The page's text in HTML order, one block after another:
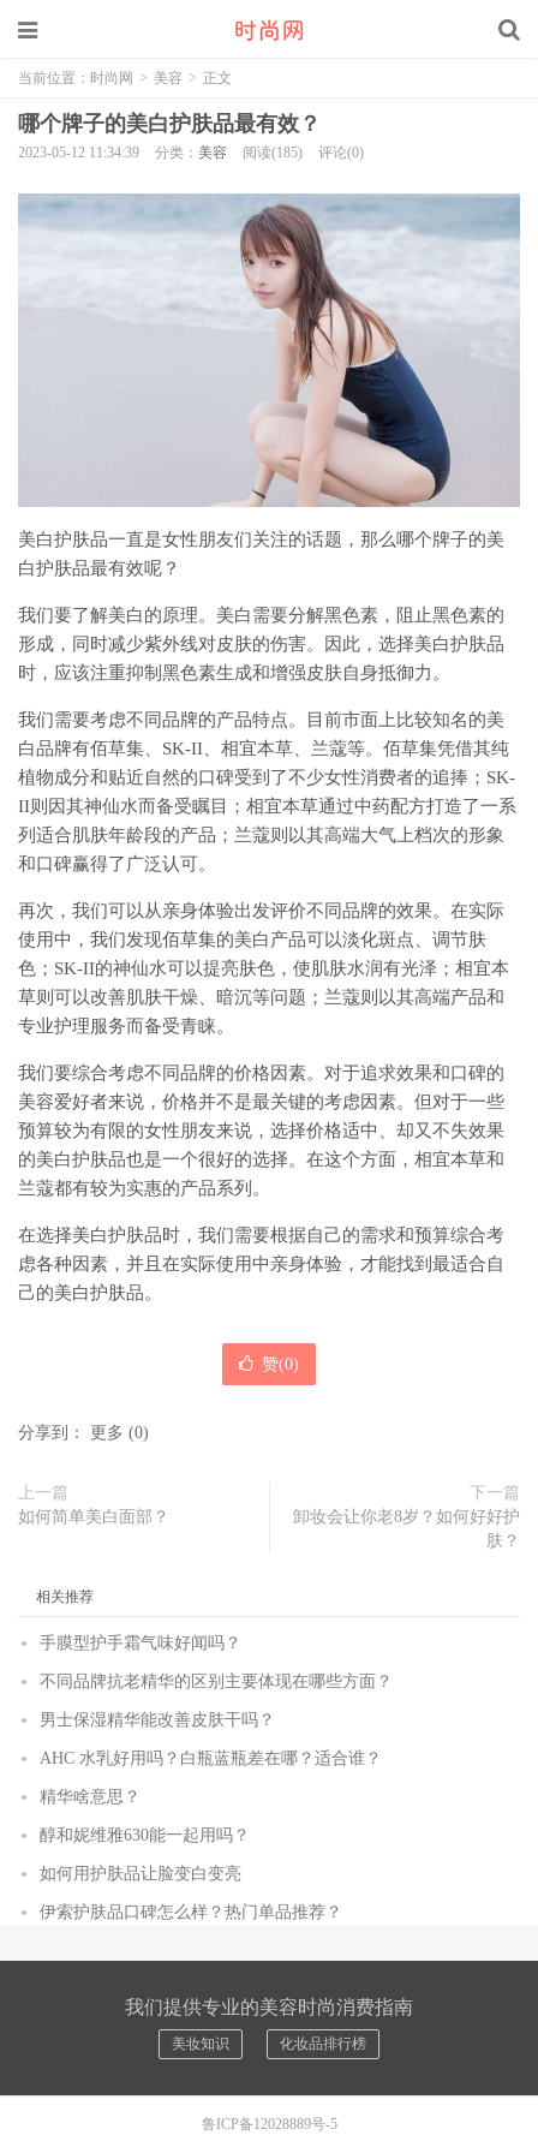
当前位置： 时尚网 > 美容 > 正文
哪个牌子的美白护肤品最有效？
2023-05-12 11:34:39 分类： 美容 阅读(185) 评论(0)
美白护肤品一直是女性朋友们关注的话题，那么哪个牌子的美
白护肤品最有效呢？
我们要了解美白的原理。美白需要分解黑色素，阻止黑色素的
形成，同时减少紫外线对皮肤的伤害。因此，选择美白护肤品
时，应该注重抑制黑色素生成和增强皮肤自身抵御力。
我们需要考虑不同品牌的产品特点。目前市面上比较知名的美
白品牌有佰草集、SK-II、相宜本草、兰蔻等。佰草集凭借其纯
植物成分和贴近自然的口碑受到了不少女性消费者的追捧；SK-
II则因其神仙水而备受瞩目；相宜本草通过中药配方打造了一系
列适合肌肤年龄段的产品；兰蔻则以其高端大气上档次的形象
和口碑赢得了广泛认可。
再次，我们可以从亲身体验出发评价不同品牌的效果。在实际
使用中，我们发现佰草集的美白产品可以淡化斑点、调节肤
色；SK-II的神仙水可以提亮肤色，使肌肤水润有光泽；相宜本
草则可以改善肌肤干燥、暗沉等问题；兰蔻则以其高端产品和
专业护理服务而备受青睐。
我们要综合考虑不同品牌的价格因素。对于追求效果和口碑的
美容爱好者来说，价格并不是最关键的考虑因素。但对于一些
预算较为有限的女性朋友来说，选择价格适中、却又不失效果
的美白护肤品也是一个很好的选择。在这个方面，相宜本草和
兰蔻都有较为实惠的产品系列。
在选择美白护肤品时，我们需要根据自己的需求和预算综合考
虑各种因素，并且在实际使用中亲身体验，才能找到最适合自
己的美白护肤品。
赞(0)
分享到： 更多 (0)
上一篇
如何简单美白面部？
下一篇
卸妆会让你老8岁？如何好好护
肤？
相关推荐
手膜型护手霜气味好闻吗？
不同品牌抗老精华的区别主要体现在哪些方面？
男士保湿精华能改善皮肤干吗？
AHC 水乳好用吗？白瓶蓝瓶差在哪？适合谁？
精华啥意思？
醇和妮维雅630能一起用吗？
如何用护肤品让脸变白变亮
伊索护肤品口碑怎么样？热门单品推荐？
我们提供专业的美容时尚消费指南
美妆知识 化妆品排行榜
鲁ICP备12028889号-5